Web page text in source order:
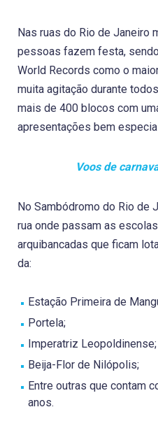
Nas ruas do Rio de Janeiro
pessoas fazem festa,
World Records como o
muita agitação durante
mais de 400 blocos com
apresentações bem
Voos de
No Sambódromo do Rio de
rua onde passam as
arquibancadas que ficam
da:
Estação Primeira de
Portela;
Imperatriz Leopoldinense;
Beija-Flor de Nilópolis;
Entre outras que contam
anos.